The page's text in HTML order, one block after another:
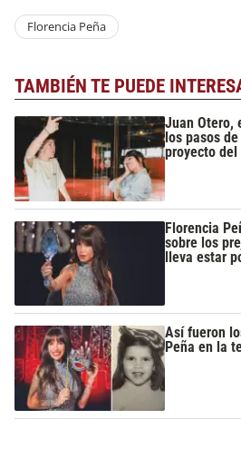
Florencia Peña
TAMBIÉN TE PUEDE
Juan Otero,
los pasos
proyecto
Florencia
sobre los
lleva estar
Así fueron
Peña en la